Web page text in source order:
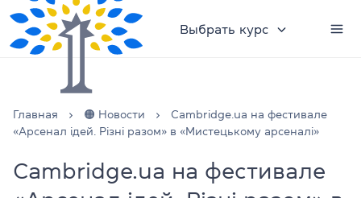
Выбрать курс
Главная 🟠 Новости
Cambridge.ua на фестивале
«Арсенал ідей. Різні разом» в «Мистецькому арсеналі»
Cambridge.ua на фестивале